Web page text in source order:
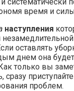
время и
наступления
оставлять
днем она будет
только вы
сразу
проблем.